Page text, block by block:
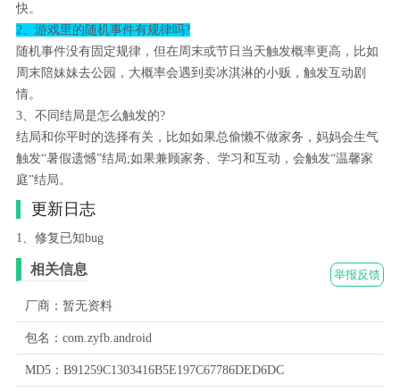
快。
2、游戏里的随机事件有规律吗?
随机事件没有固定规律，但在周末或节日当天触发概率更高，比如
周末陪妹妹去公园，大概率会遇到卖冰淇淋的小贩，触发互动剧
情。
3、不同结局是怎么触发的?
结局和你平时的选择有关，比如如果总偷懒不做家务，妈妈会生气
触发“暑假遗憾”结局;如果兼顾家务、学习和互动，会触发“温馨家
庭”结局。
更新日志
1、修复已知bug
举报反馈
相关信息
厂商：暂无资料
包名：com.zyfb.android
MD5：B91259C1303416B5E197C67786DED6DC